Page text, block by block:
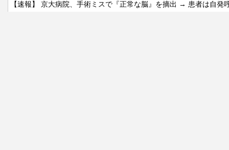
【速報】 京大病院、手術ミスで『正常な脳』を摘出 → 患者は自発